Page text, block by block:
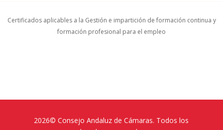
Certificados aplicables a la Gestión e impartición de formación continua y
formación profesional para el empleo
2026© Consejo Andaluz de Cámaras. Todos los